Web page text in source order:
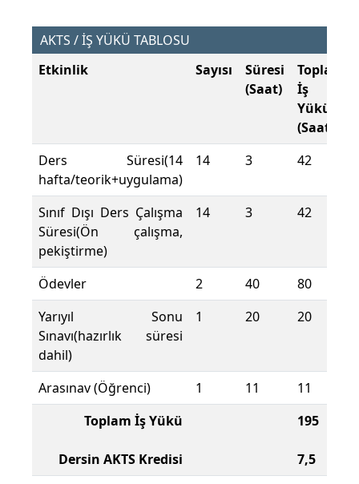
AKTS / İŞ YÜKÜ TABLOSU
Etkinlik
Sayısı
Süresi
(Saat)
Toplam
İş
Yükü
(Saat)
Ders Süresi(14
hafta/teorik+uygulama)
14 3 42
Sınıf Dışı Ders Çalışma
Süresi(Ön çalışma,
pekiştirme)
14 3 42
Ödevler 2 40
80
Yarıyıl Sonu
Sınavı(hazırlık süresi
dahil)
1 20 20
Arasınav (Öğrenci) 1 11
11
Toplam İş Yükü
Dersin AKTS Kredisi
195
7,5